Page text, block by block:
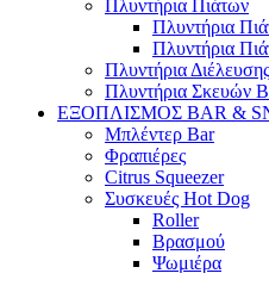
Πλυντήρια Πιάτων
Πλυντήρια
Πλυντήρια
Πλυντήρια
Πλυντήρια Σκευών
ΕΞΟΠΛΙΣΜΟΣ BAR &
Μπλέντερ Bar
Φραπιέρες
Citrus Squeezer
Συσκευές Hot Dog
Roller
Βρασμού
Ψωμιέρα